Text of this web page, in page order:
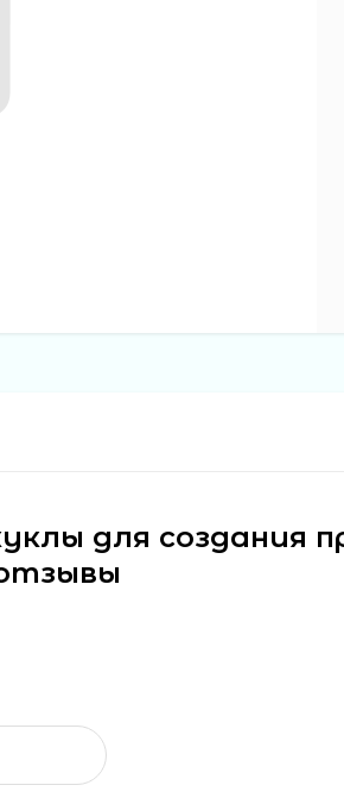
для создания
отзывы